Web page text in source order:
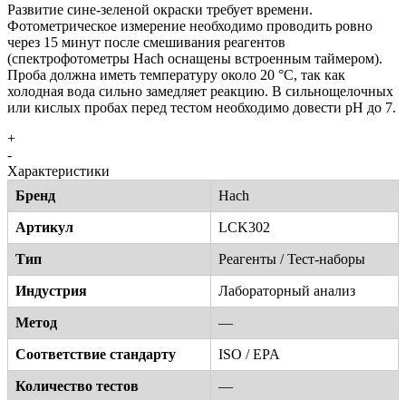
Развитие сине-зеленой окраски требует времени.
Фотометрическое измерение необходимо проводить ровно
через 15 минут после смешивания реагентов
(спектрофотометры Hach оснащены встроенным таймером).
Проба должна иметь температуру около 20 °C, так как
холодная вода сильно замедляет реакцию. В сильнощелочных
или кислых пробах перед тестом необходимо довести pH до 7.
+
-
Характеристики
Бренд
Hach
Артикул LCK302
Тип Реагенты / Тест-наборы
Индустрия Лабораторный анализ
Метод —
Соответствие стандарту ISO / EPA
Количество тестов
—